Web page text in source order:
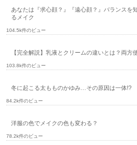
あなたは『求心顔？』『遠心顔？』バランスを
るメイク
104.5k件のビュー
【完全解説】乳液とクリームの違いとは？両方
103.8k件のビュー
冬に起こる太もものかゆみ…その原因は一体!?
84.2k件のビュー
洋服の色でメイクの色も変わる？
78.2k件のビュー